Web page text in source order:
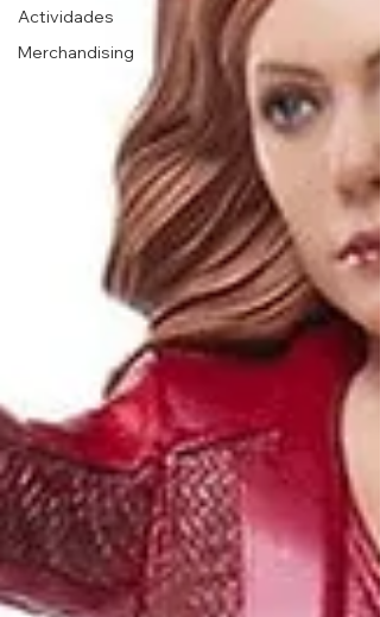
Actividades
Merchandising